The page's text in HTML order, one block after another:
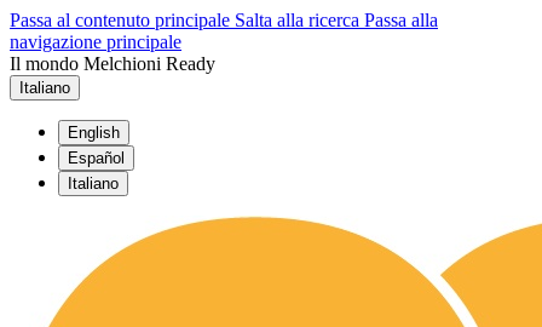
Passa al contenuto principale Salta alla ricerca Passa alla
navigazione principale
Il mondo Melchioni Ready
Italiano
English
Español
Italiano